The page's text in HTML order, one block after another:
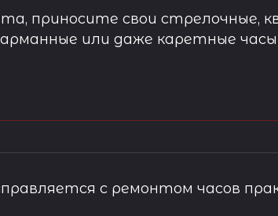
приносите свои стрелочные,
или даже каретные
с ремонтом часов